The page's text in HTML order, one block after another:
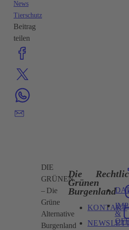
News
Tierschutz
Beitrag
teilen
DIE
GRÜNEN
– Die
Grüne
Alternative
Burgenland
Die
Grünen
Burgenland
KONTAKT
&